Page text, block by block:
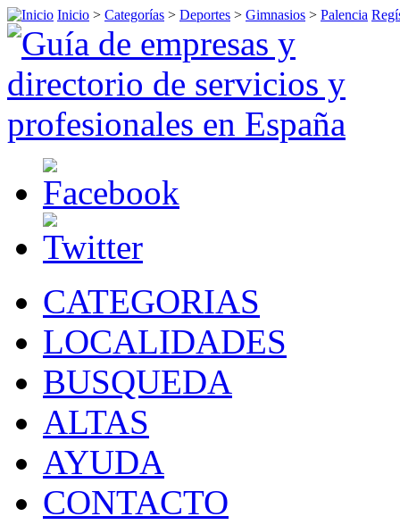
Inicio > Categorías > Deportes > Gimnasios > Palencia
CATEGORIAS
LOCALIDADES
BUSQUEDA
ALTAS
AYUDA
CONTACTO